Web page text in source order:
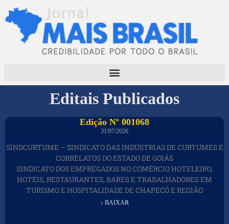
Editais Publicados
Edição Nº 001068
31/07/2026
SINDCURTUME – SINDICATO DAS INDÚSTRIAS DE CURTUMES E
CORRELATOS DO ESTADO DE GOIÁS
SINDICATO DOS EMPREGADOS NO COMÉRCIO HOTELEIRO,
HOTÉIS, RESTAURANTES, BARES E TRABALHADORES EM
TURISMO E HOSPITALIDADE DE CHAPECÓ E REGIÃO
↓ BAIXAR